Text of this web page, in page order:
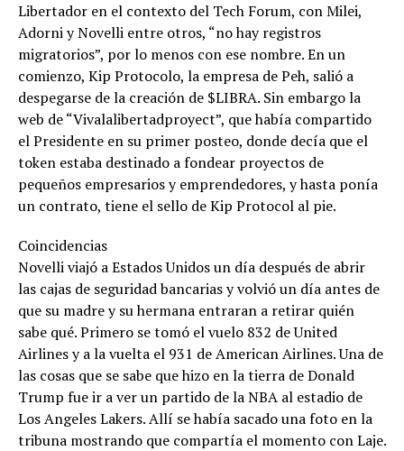
Libertador en el contexto del Tech Forum, con Milei,
Adorni y Novelli entre otros, “no hay registros
migratorios”, por lo menos con ese nombre. En un
comienzo, Kip Protocolo, la empresa de Peh, salió a
despegarse de la creación de $LIBRA. Sin embargo la
web de “Vivalalibertadproyect”, que había compartido
el Presidente en su primer posteo, donde decía que el
token estaba destinado a fondear proyectos de
pequeños empresarios y emprendedores, y hasta ponía
un contrato, tiene el sello de Kip Protocol al pie.
Coincidencias
Novelli viajó a Estados Unidos un día después de abrir
las cajas de seguridad bancarias y volvió un día antes de
que su madre y su hermana entraran a retirar quién
sabe qué. Primero se tomó el vuelo 832 de United
Airlines y a la vuelta el 931 de American Airlines. Una de
las cosas que se sabe que hizo en la tierra de Donald
Trump fue ir a ver un partido de la NBA al estadio de
Los Angeles Lakers. Allí se había sacado una foto en la
tribuna mostrando que compartía el momento con Laje.